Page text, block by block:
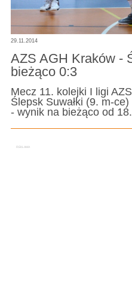
29.11.2014
AZS AGH Kraków -
bieżąco 0:3
Mecz 11. kolejki I ligi
Ślepsk Suwałki (9. m-
- wynik na bieżąco od